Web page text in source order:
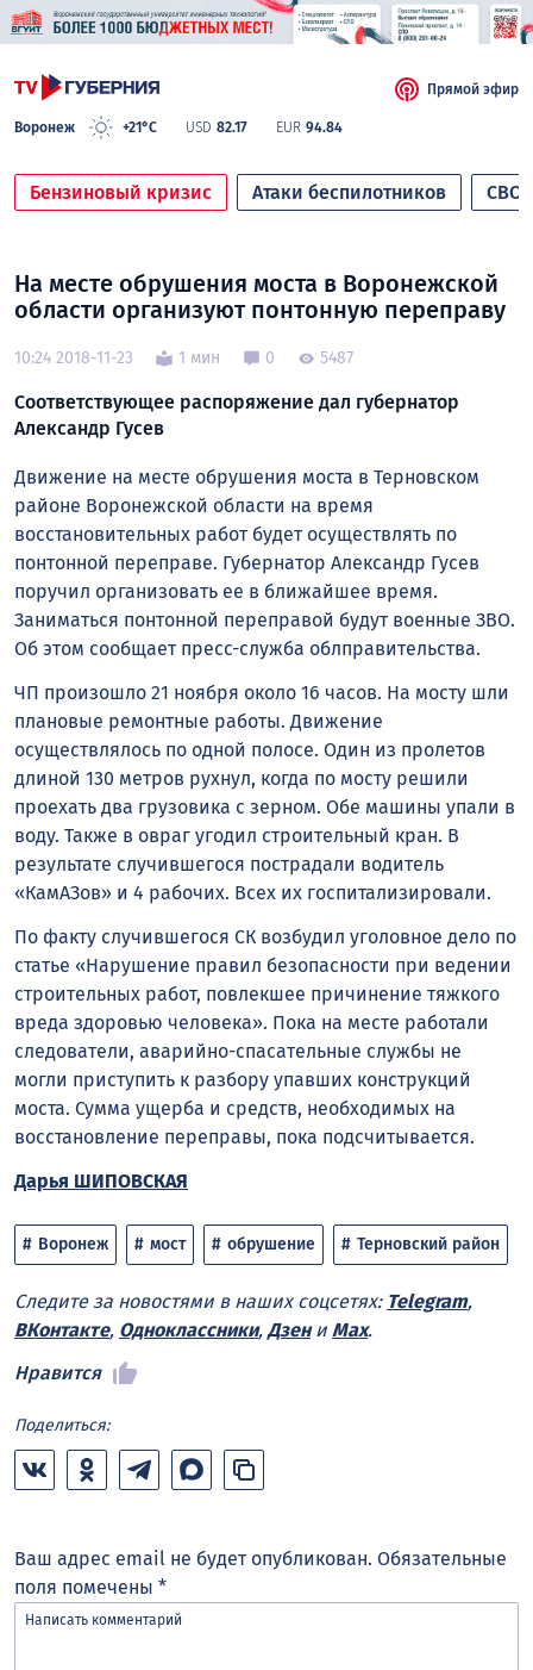
Воронеж +21°C USD 82.17 EUR 94.84
Прямой эфир
Бензиновый кризис Атаки беспилотников СВО
На месте обрушения моста в Воронежской
области организуют понтонную переправу
10:24 2018-11-23 1 мин 0 5487
Соответствующее распоряжение дал губернатор
Александр Гусев
Движение на месте обрушения моста в Терновском
районе Воронежской области на время
восстановительных работ будет осуществлять по
понтонной переправе. Губернатор Александр Гусев
поручил организовать ее в ближайшее время.
Заниматься понтонной переправой будут военные ЗВО.
Об этом сообщает пресс-служба облправительства.
ЧП произошло 21 ноября около 16 часов. На мосту шли
плановые ремонтные работы. Движение
осуществлялось по одной полосе. Один из пролетов
длиной 130 метров рухнул, когда по мосту решили
проехать два грузовика с зерном. Обе машины упали в
воду. Также в овраг угодил строительный кран. В
результате случившегося пострадали водитель
«КамАЗов» и 4 рабочих. Всех их госпитализировали.
По факту случившегося СК возбудил уголовное дело по
статье «Нарушение правил безопасности при ведении
строительных работ, повлекшее причинение тяжкого
вреда здоровью человека». Пока на месте работали
следователи, аварийно-спасательные службы не
могли приступить к разбору упавших конструкций
моста. Сумма ущерба и средств, необходимых на
восстановление переправы, пока подсчитывается.
Дарья ШИПОВСКАЯ
Воронеж мост обрушение Терновский район
Следите за новостями в наших соцсетях: Telegram,
ВКонтакте, Одноклассники, Дзени Max.
Нравится
Поделиться:
Ваш адрес email не будет опубликован. Обязательные
поля помечены *